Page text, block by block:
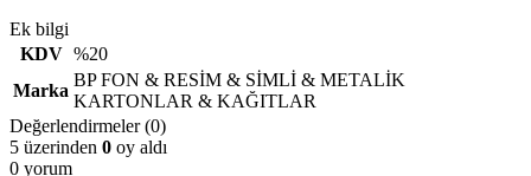
Ek bilgi
KDV %20
Marka
BP FON & RESİM & SİMLİ & METALİK
KARTONLAR & KAĞITLAR
Değerlendirmeler (0)
5 üzerinden 0 oy aldı
0 yorum